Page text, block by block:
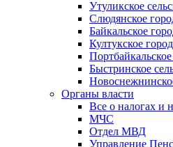
Утуликское
Слюдянское
Байкальское
Култукское
Быстринское
Органы власти
Все о налогах и
МЧС
Отдел МВД
Управление